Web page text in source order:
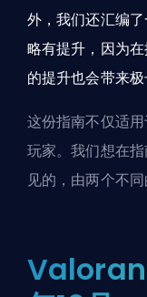
外，我们还汇编
略有提升，因为
的提升也会带来极
这份指南不仅适
玩家。我们想在
见的，由两个不